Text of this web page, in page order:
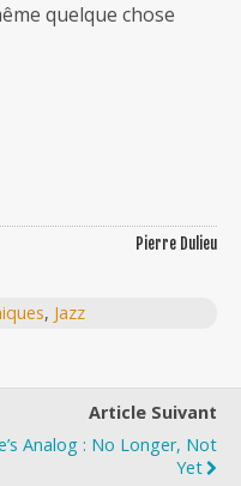
quelque chose
Pierre Dulieu
, Jazz
Article Suivant
Analog : No Longer, Not
Yet